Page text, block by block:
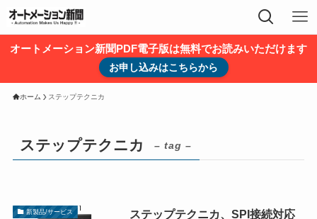
オートメーション新聞PDF電子版は無料でお読みいただけます
お申し込みはこちらから
ホーム ステップテクニカ
ステップテクニカ – tag –
新製品/サービス
ステップテクニカ、SPI接続対応